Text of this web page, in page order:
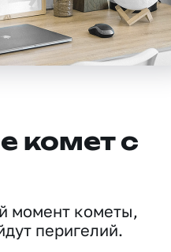
комет с
момент кометы,
перигелий.